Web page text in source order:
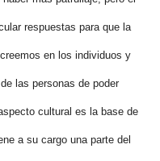
respuestas para que la
en los individuos y
las personas de poder
cultural es la base de
a su cargo una parte del